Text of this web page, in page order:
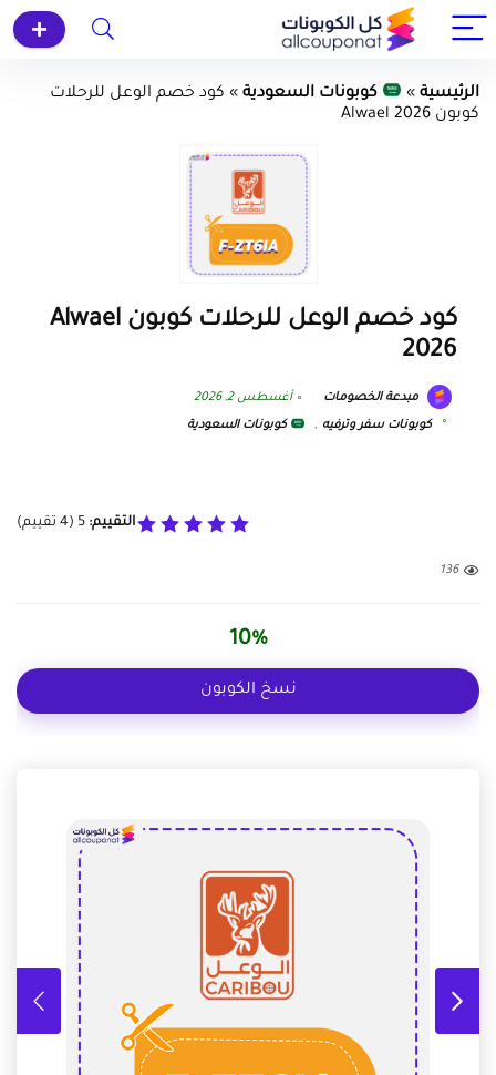
الرئيسية » كوبونات السعودية » كود خصم الوعل للرحلات
كوبون Alwael 2026
كود خصم الوعل للرحلات كوبون Alwael
2026
مبدعة الخصومات أغسطس 2, 2026
كوبونات سفر وترفيه , كوبونات السعودية
التقييم: 5
(
4 تقييم)
136
10%
نسخ الكوبون